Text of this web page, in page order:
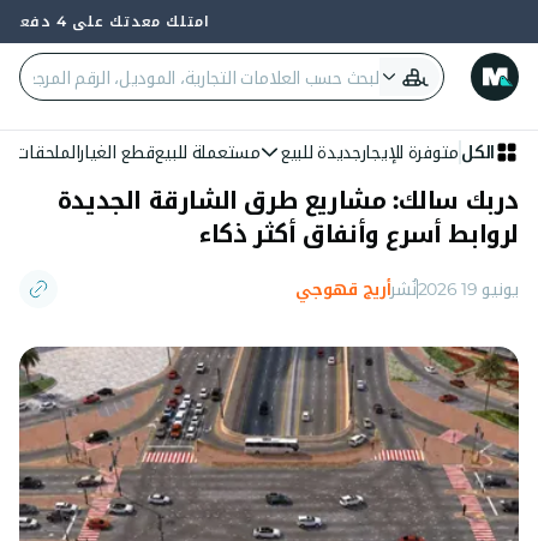
امتلك معدتك على 4 دفعات — 0% فائدة وبدون بنك
الكل متوفرة للإيجارجديدة للبيع مستعملة للبيعقطع الغيارالملحقات
دربك سالك: مشاريع طرق الشارقة الجديدة
لروابط أسرع وأنفاق أكثر ذكاء
يونيو 19 2026 نُشرأريج قهوجي